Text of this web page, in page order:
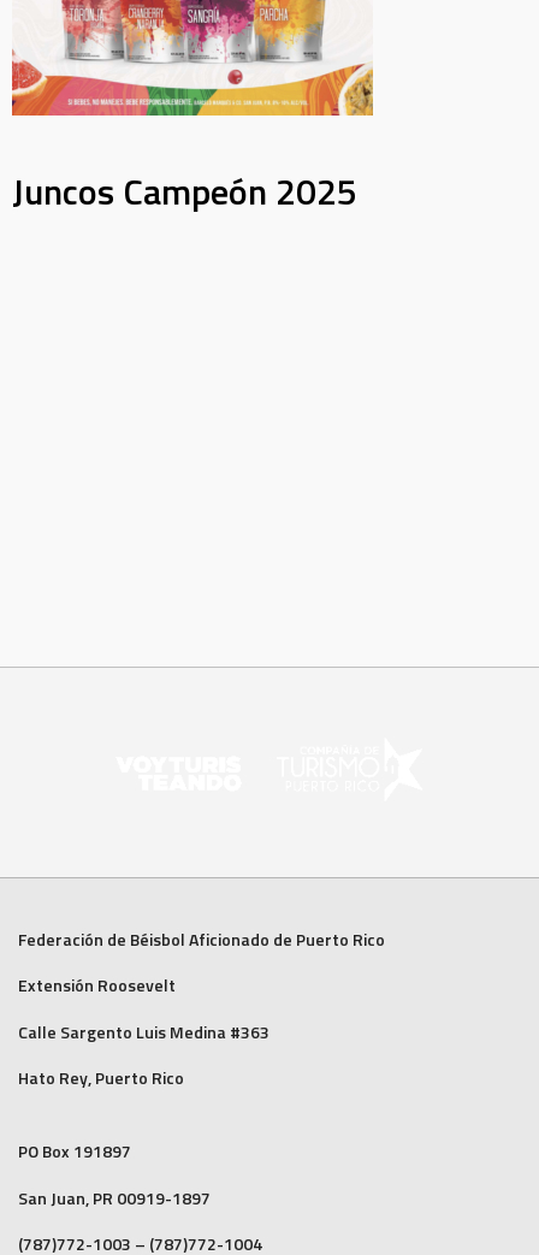
Juncos Campeón 2025
Federación de Béisbol Aficionado de Puerto Rico
Extensión Roosevelt
Calle Sargento Luis Medina #363
Hato Rey, Puerto Rico
PO Box 191897
San Juan, PR 00919-1897
(787)772-1003 – (787)772-1004